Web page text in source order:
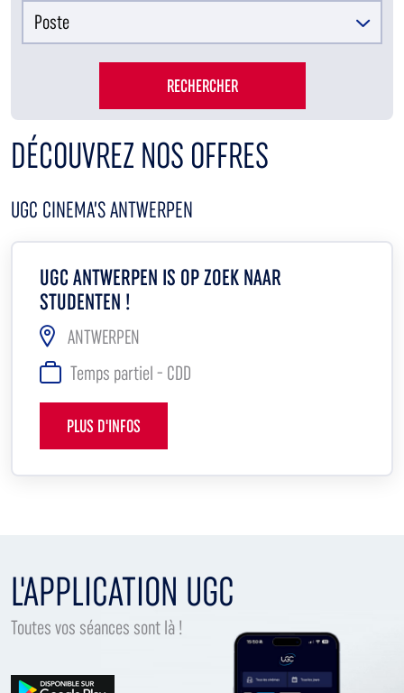
RECHERCHER
DÉCOUVREZ NOS OFFRES
UGC CINEMA’S ANTWERPEN
UGC ANTWERPEN IS OP ZOEK NAAR
STUDENTEN !
ANTWERPEN
Temps partiel - CDD
PLUS D'INFOS
L'APPLICATION UGC
Toutes vos séances sont là !